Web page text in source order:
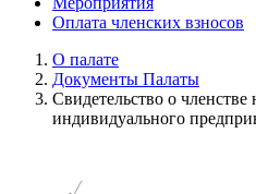
Оплата членских взносов
О палате
Документы Палаты
Свидетельство о
индивидуального